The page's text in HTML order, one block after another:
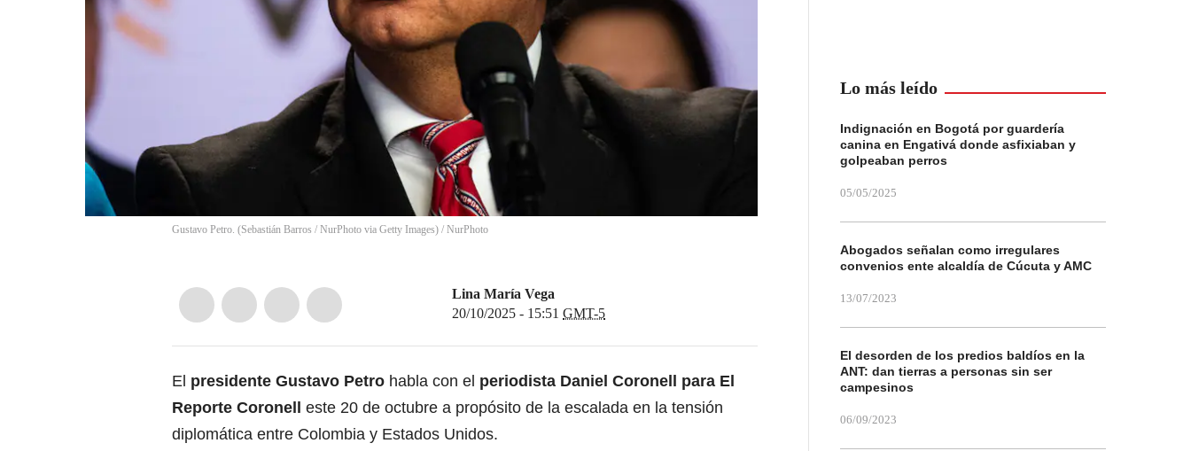
Gustavo Petro. (Sebastián Barros / NurPhoto via Getty Images) / NurPhoto
Lina María Vega
20/10/2025 - 15:51 GMT-5
El presidente Gustavo Petro habla con el periodista Daniel Coronell para El
Reporte Coronell este 20 de octubre a propósito de la escalada en la tensión
diplomática entre Colombia y Estados Unidos.
Lo más leído
Indignación en Bogotá por guardería
canina en Engativá donde asfixiaban y
golpeaban perros
05/05/2025
Abogados señalan como irregulares
convenios ente alcaldía de Cúcuta y AMC
13/07/2023
El desorden de los predios baldíos en la
ANT: dan tierras a personas sin ser
campesinos
06/09/2023